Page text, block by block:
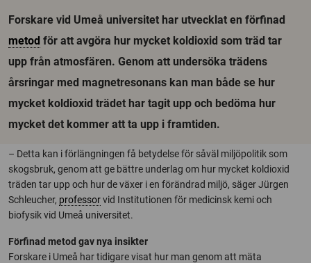
Forskare vid Umeå universitet har utvecklat en förfinad
metod för att avgöra hur mycket koldioxid som träd tar
upp från atmosfären. Genom att undersöka trädens
årsringar med magnetresonans kan man både se hur
mycket koldioxid trädet har tagit upp och bedöma hur
mycket det kommer att ta upp i framtiden.
– Detta kan i förlängningen få betydelse för såväl miljöpolitik som
skogsbruk, genom att ge bättre underlag om hur mycket koldioxid
träden tar upp och hur de växer i en förändrad miljö, säger Jürgen
Schleucher, professorvid Institutionen för medicinsk kemi och
biofysik vid Umeå universitet.
Förfinad metod gav nya insikter
Forskare i Umeå har tidigare visat hur man genom att mäta